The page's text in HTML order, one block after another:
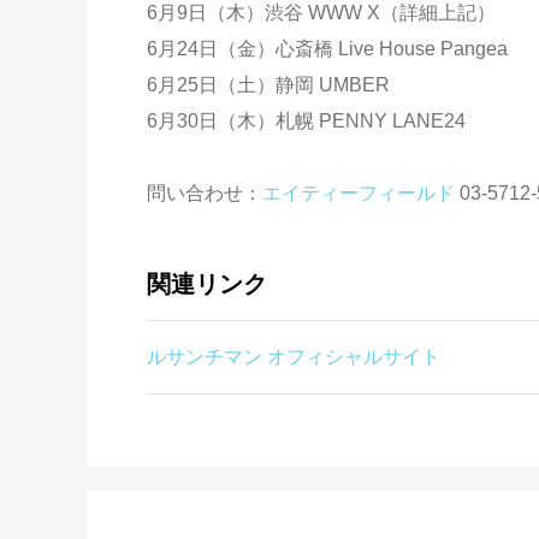
6月9日（木）渋谷 WWW X（詳細上記）
6月24日（金）心斎橋 Live House Pangea
6月25日（土）静岡 UMBER
6月30日（木）札幌 PENNY LANE24
問い合わせ： エイティーフィールド 03-
関連リンク
ルサンチマン オフィシャルサイト